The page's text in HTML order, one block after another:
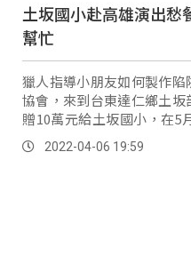
土坂國小赴高雄演出愁
幫忙
獵人指導小朋友如何製作
協會，來到台東達仁鄉土
贈10萬元給土坂國小，在5
大閤唱的餐旅費用。
2022-04-06 19:59